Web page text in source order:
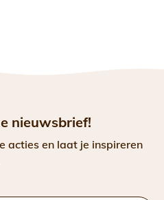
nieuwsbrief!
acties en laat je inspireren